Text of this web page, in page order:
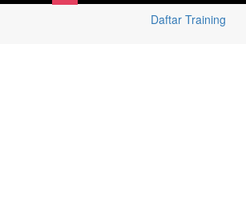
Daftar Training